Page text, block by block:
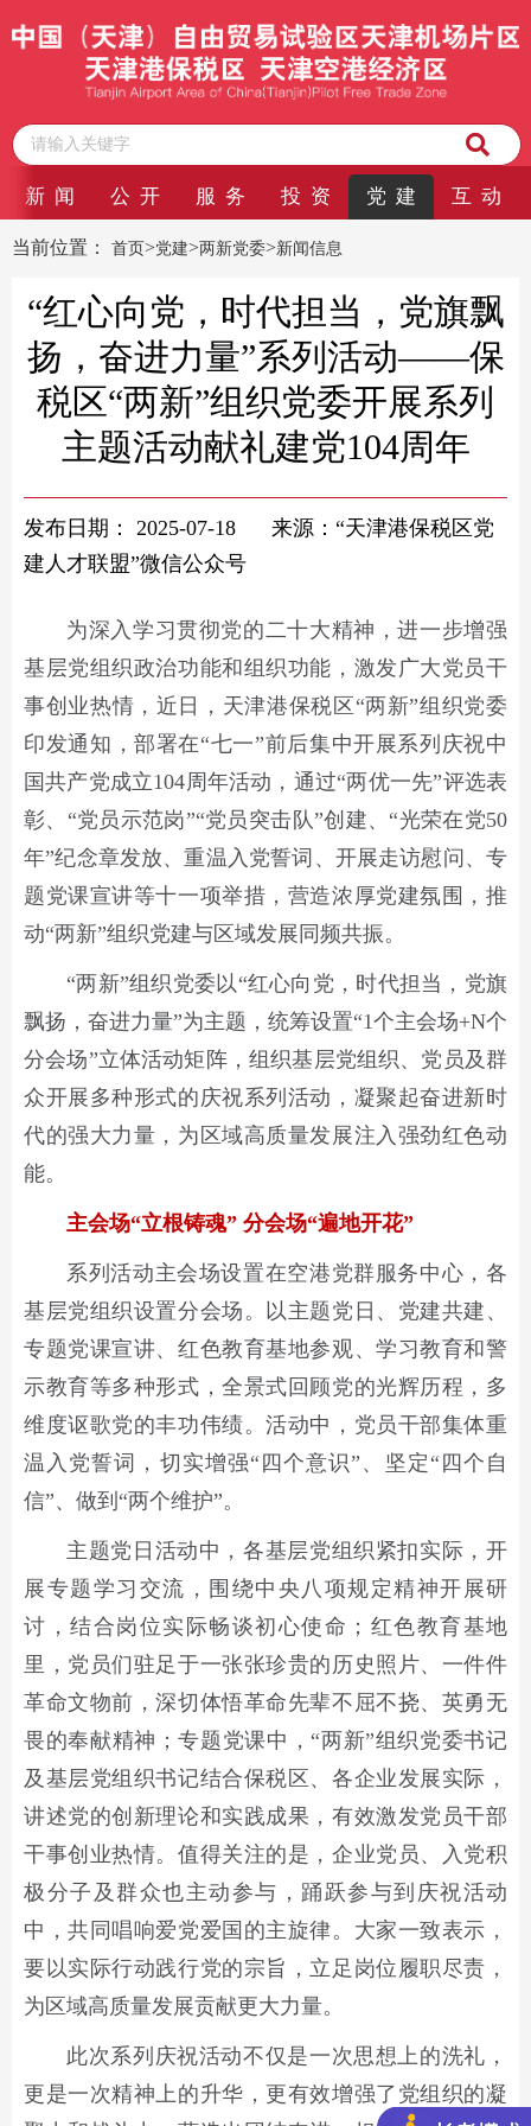
新 闻 公 开 服 务 投 资 党 建 互 动
当前位置： 首页>党建>两新党委>新闻信息
“红心向党，时代担当，党旗飘
扬，奋进力量”系列活动——保
税区“两新”组织党委开展系列
主题活动献礼建党104周年
发布日期： 2025-07-18
来源：“天津港保税区党
建人才联盟”微信公众号
为深入学习贯彻党的二十大精神，进一步增强
基层党组织政治功能和组织功能，激发广大党员干
事创业热情，近日，天津港保税区“两新”组织党委
印发通知，部署在“七一”前后集中开展系列庆祝中
国共产党成立104周年活动，通过“两优一先”评选表
彰、“党员示范岗”“党员突击队”创建、“光荣在党50
年”纪念章发放、重温入党誓词、开展走访慰问、专
题党课宣讲等十一项举措，营造浓厚党建氛围，推
动“两新”组织党建与区域发展同频共振。
“两新”组织党委以“红心向党，时代担当，党旗
飘扬，奋进力量”为主题，统筹设置“1个主会场+N个
分会场”立体活动矩阵，组织基层党组织、党员及群
众开展多种形式的庆祝系列活动，凝聚起奋进新时
代的强大力量，为区域高质量发展注入强劲红色动
能。
主会场“立根铸魂” 分会场“遍地开花”
系列活动主会场设置在空港党群服务中心，各
基层党组织设置分会场。以主题党日、党建共建、
专题党课宣讲、红色教育基地参观、学习教育和警
示教育等多种形式，全景式回顾党的光辉历程，多
维度讴歌党的丰功伟绩。活动中，党员干部集体重
温入党誓词，切实增强“四个意识”、坚定“四个自
信”、做到“两个维护”。
主题党日活动中，各基层党组织紧扣实际，开
展专题学习交流，围绕中央八项规定精神开展研
讨，结合岗位实际畅谈初心使命；红色教育基地
里，党员们驻足于一张张珍贵的历史照片、一件件
革命文物前，深切体悟革命先辈不屈不挠、英勇无
畏的奉献精神；专题党课中，“两新”组织党委书记
及基层党组织书记结合保税区、各企业发展实际，
讲述党的创新理论和实践成果，有效激发党员干部
干事创业热情。值得关注的是，企业党员、入党积
极分子及群众也主动参与，踊跃参与到庆祝活动
中，共同唱响爱党爱国的主旋律。大家一致表示，
要以实际行动践行党的宗旨，立足岗位履职尽责，
为区域高质量发展贡献更大力量。
此次系列庆祝活动不仅是一次思想上的洗礼，
更是一次精神上的升华，更有效增强了党组织的凝